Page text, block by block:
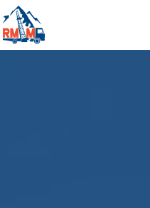
Panneau de gestion des cookies